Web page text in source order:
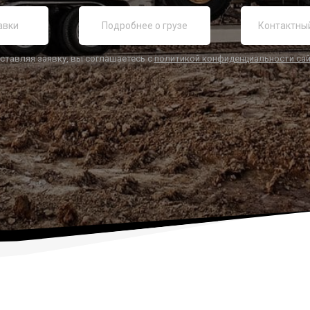
заявку, вы соглашаетесь сполитикой конфиденциальности